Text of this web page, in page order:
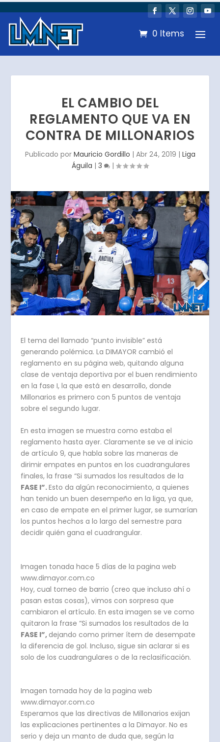
0 Items
EL CAMBIO DEL
REGLAMENTO QUE VA EN
CONTRA DE MILLONARIOS
Publicado por Mauricio Gordillo | Abr 24, 2019 | Liga
Águila | 3 |
El tema del llamado “punto invisible” está
generando polémica. La DIMAYOR cambió el
reglamento en su página web, quitando alguna
clase de ventaja deportiva por el buen rendimiento
en la fase I, la que está en desarrollo, donde
Millonarios es primero con 5 puntos de ventaja
sobre el segundo lugar.
En esta imagen se muestra como estaba el
reglamento hasta ayer. Claramente se ve al inicio
de artículo 9, que habla sobre las maneras de
dirimir empates en puntos en los cuadrangulares
finales, la frase “Si sumados los resultados de la
FASE I”.Esto da algún reconocimiento, a quienes
han tenido un buen desempeño en la liga, ya que,
en caso de empate en el primer lugar, se sumarían
los puntos hechos a lo largo del semestre para
decidir quién gana el cuadrangular.
Imagen tonada hace 5 días de la pagina web
www.dimayor.com.co
Hoy, cual torneo de barrio (creo que incluso ahí o
pasan estas cosas), vimos con sorpresa que
cambiaron el artículo. En esta imagen se ve como
quitaron la frase “Si sumados los resultados de la
FASE I”,dejando como primer ítem de desempate
la diferencia de gol. Incluso, sigue sin aclarar si es
solo de los cuadrangulares o de la reclasificación.
Imagen tomada hoy de la pagina web
www.dimayor.com.co
Esperamos que las directivas de Millonarios exijan
las explicaciones pertinentes a la Dimayor. No es
serio y deja un manto de duda que, según la